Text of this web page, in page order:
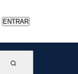
ENTRAR